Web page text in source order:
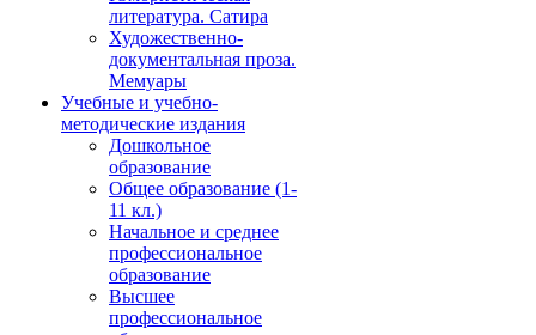
литература. Сатира
Художественно-
документальная проза.
Мемуары
Учебные и учебно-
методические издания
Дошкольное
образование
Общее образование (1-
11 кл.)
Начальное и среднее
профессиональное
образование
Высшее
профессиональное